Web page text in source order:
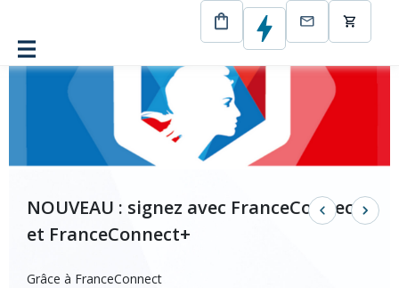
NOUVEAU : signez avec FranceConnect
et FranceConnect+
Grâce à FranceConnect